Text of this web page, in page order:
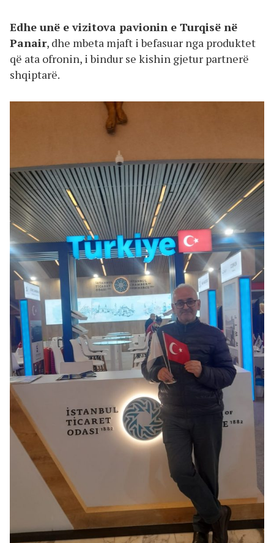
Edhe unë e vizitova pavionin e Turqisë në
Panair, dhe mbeta mjaft i befasuar nga produktet
që ata ofronin, i bindur se kishin gjetur partnerë
shqiptarë.